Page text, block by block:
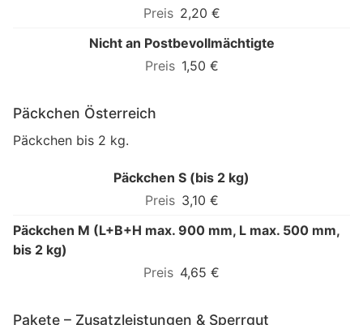
2,20 €
Nicht an Postbevollmächtigte
1,50 €
Päckchen Österreich
Päckchen bis 2 kg.
Päckchen S (bis 2 kg)
3,10 €
Päckchen M (L+B+H max. 900 mm, L max. 500 mm,
bis 2 kg)
4,65 €
Pakete – Zusatzleistungen & Sperrgut